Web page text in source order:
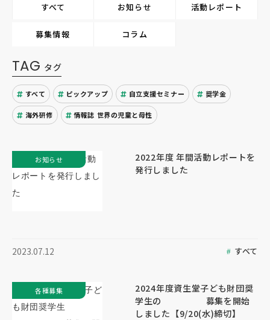
すべて お知らせ 活動レポート
募集情報 コラム
TAG タグ
すべて ピックアップ 自立支援セミナー 奨学金
海外研修 情報誌 世界の児童と母性
2022年度 年間活動レポートを
発行しました
2023.07.12 すべて
お知らせ
2024年度資生堂子ども財団奨
学生の 募集を開始
しました【9/20(水)締切】
各種募集